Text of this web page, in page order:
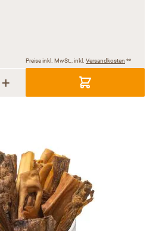
Preise inkl. MwSt., inkl. Versandkosten **
+